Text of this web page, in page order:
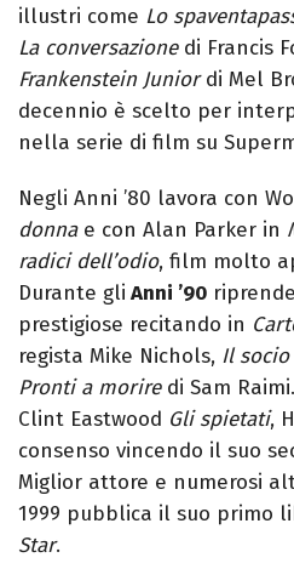
illustri come Lo
La conversazionedi Francis
Frankenstein Juniordi Mel
decennio è scelto per
nella serie di film su
Negli Anni ’80 lavora con
donna e con Alan Parker in
radici dell’odio, film molto
Durante gli Anni ’90
prestigiose recitando in
regista Mike Nichols, Il socio
Pronti a moriredi Sam
Clint Eastwood Gli spietati,
consenso vincendo il suo
Miglior attore e numerosi
1999 pubblica il suo primo
Star.